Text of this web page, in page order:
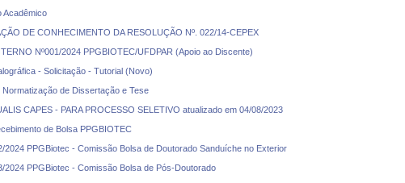
Acadêmico
DE CONHECIMENTO DA RESOLUÇÃO Nº. 022/14-CEPEX
Nº001/2024 PPGBIOTEC/UFDPAR (Apoio ao Discente)
- Solicitação - Tutorial (Novo)
Normatização de Dissertação e Tese
CAPES - PARA PROCESSO SELETIVO atualizado em 04/08/2023
de Bolsa PPGBIOTEC
2024 PPGBiotec - Comissão Bolsa de Doutorado Sanduíche no Exterior
2024 PPGBiotec - Comissão Bolsa de Pós-Doutorado